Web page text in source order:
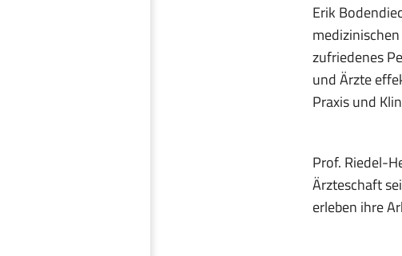
Erik
zufriedenes
und Ärzte
Praxis und
Prof. Riedel-
Ärzteschaft
erleben ihre